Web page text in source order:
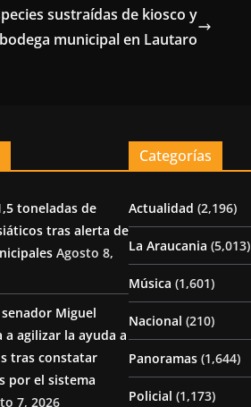
sustraídas de kiosco y
bodega municipal en Lautaro
toneladas de
tras alerta de
Agosto 8,
Miguel
a agilizar la ayuda a
tras constatar
por el sistema
7, 2026
Categorías
Actualidad (2,196)
La Araucania (5,013)
Música (1,601)
Nacional (210)
Panoramas (1,644)
Policial (1,173)